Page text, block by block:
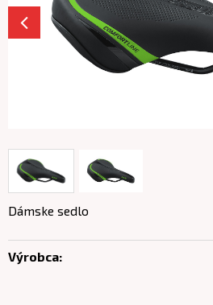
Dámske sedlo
Výrobca: